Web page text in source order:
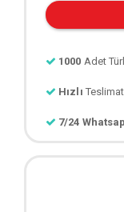
1000 Adet
Hızlı Teslimat
7/24